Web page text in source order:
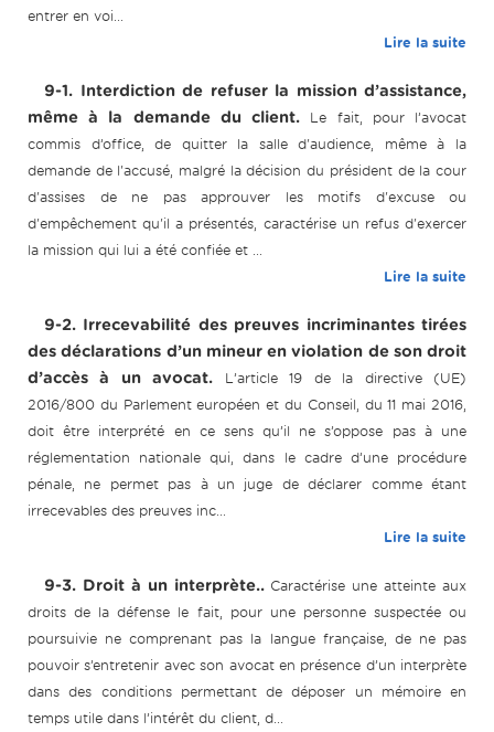
entrer en voi...
Lire la suite
9-1. Interdiction de refuser la mission d’assistance,
même à la demande du client.
Le fait, pour l’avocat
commis d’office, de quitter la salle d'audience, même à la
demande de l'accusé, malgré la décision du président de la cour
d'assises de ne pas approuver les motifs d'excuse ou
d'empêchement qu'il a présentés, caractérise un refus d'exercer
la mission qui lui a été confiée et ...
Lire la suite
9-2. Irrecevabilité des preuves incriminantes tirées
des déclarations d’un mineur en violation de son droit
d’accès à un avocat.
L’article 19 de la directive (UE)
2016/800 du Parlement européen et du Conseil, du 11 mai 2016,
doit être interprété en ce sens qu’il ne s’oppose pas à une
réglementation nationale qui, dans le cadre d’une procédure
pénale, ne permet pas à un juge de déclarer comme étant
irrecevables des preuves inc...
Lire la suite
9-3. Droit à un interprète.. Caractérise une atteinte aux
droits de la défense le fait, pour une personne suspectée ou
poursuivie ne comprenant pas la langue française, de ne pas
pouvoir s’entretenir avec son avocat en présence d’un interprète
dans des conditions permettant de déposer un mémoire en
temps utile dans l’intérêt du client, d...